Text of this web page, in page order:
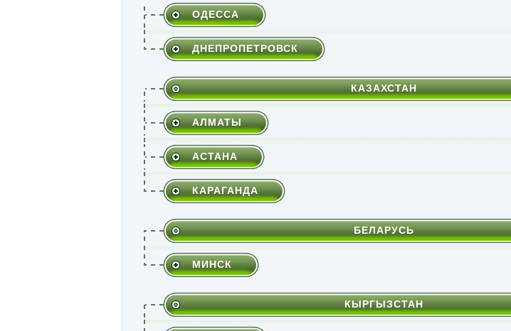
ОДЕССА
ДНЕПРОПЕТРОВСК
КАЗАХСТАН
АЛМАТЫ
АСТАНА
КАРАГАНДА
БЕЛАРУСЬ
МИНСК
КЫРГЫЗСТАН